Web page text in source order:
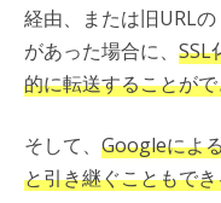
経由、または旧URL
があった場合に、 SSL
的に転送することが
そして、 Googleによ
と引き継ぐこともで